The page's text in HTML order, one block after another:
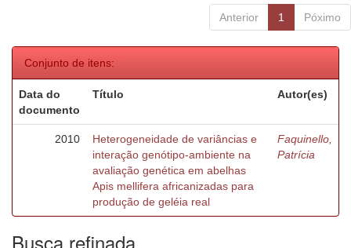
Anterior 1 Póximo
Conjunto de itens:
Data do
documento
Título Autor(es)
2010
Heterogeneidade de variâncias e
interação genótipo-ambiente na
avaliação genética em abelhas
Apis mellifera africanizadas para
produção de geléia real
Faquinello,
Patrícia
Busca refinada